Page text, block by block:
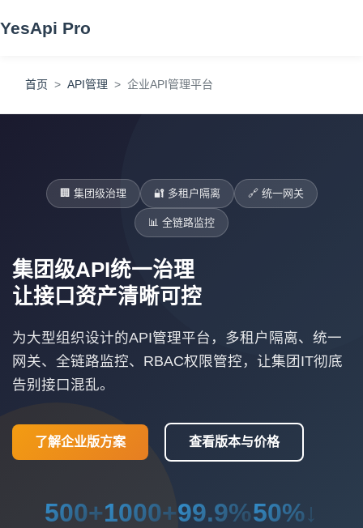
YesApi Pro
首页 API管理 企业API管理平台
🏢 集团级治理 🔐 多租户隔离 🔗 统一网关
📊 全链路监控
集团级API统一治理
让接口资产清晰可控
为大型组织设计的API管理平台，多租户隔离、统一
网关、全链路监控、RBAC权限管控，让集团IT彻底
告别接口混乱。
了解企业版方案 查看版本与价格
500+1000+99.9%50%↓